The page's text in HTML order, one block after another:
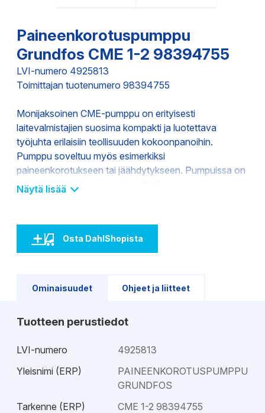
Paineenkorotuspumppu
Grundfos CME 1-2 98394755
LVI-numero 4925813
Toimittajan tuotenumero 98394755
Monijaksoinen CME-pumppu on erityisesti
laitevalmistajien suosima kompakti ja luotettava
työjuhta erilaisiin teollisuuden kokoonpanoihin.
Pumppu soveltuu myös esimerkiksi
paineenkorotukseen tai jäähdytykseen. Pumpuissa on
1- tai 3-vaiheiset moottorit ja CME-pumpuissa on
asennuspaikan mukaan. Tuote-edut: - Pienikokoinen -
Helppo huoltaa - Laaja kapasiteettialue - Hiljainen
käyntiääni - Erittäin tehokas hydrauliikka -
Pumppu on varustettu integroidulla taajuusmuuttajalla
Näytä lisää
Osta DahlShopista
Ominaisuudet Ohjeet ja liitteet
Tuotteen perustiedot
LVI-numero
4925813
Yleisnimi (ERP)
PAINEENKOROTUSPUMPPU
GRUNDFOS
Tarkenne (ERP)
CME 1-2 98394755